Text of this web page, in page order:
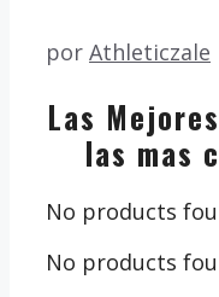
por Athleticzale
Las
las mas
No products
No products